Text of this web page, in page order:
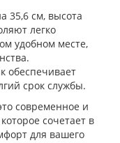
35,6 см, высота
легко
удобном месте,
обеспечивает
срок службы.
современное и
сочетает в
для вашего